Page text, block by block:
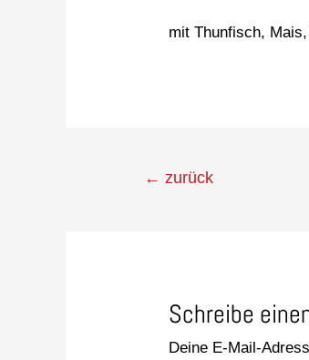
mit Thunfisch,
← zurück
Schreibe
Deine E-Mail-